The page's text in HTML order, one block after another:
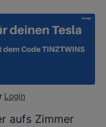
Login
aufs Zimmer